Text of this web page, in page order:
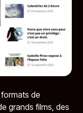
de
grands films, des